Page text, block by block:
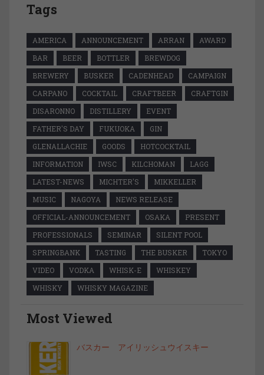
Tags
AMERICA ANNOUNCEMENT ARRAN
AWARD
BAR
BEER BOTTLER
BREWDOG
BREWERY
BUSKER CADENHEAD
CAMPAIGN
CARPANO
COCKTAIL CRAFTBEER
CRAFTGIN
DISARONNO
DISTILLERY
EVENT
FATHER'S DAY
FUKUOKA
GIN
GLENALLACHIE
GOODS
HOTCOCKTAIL
INFORMATION
IWSC KILCHOMAN
LAGG
LATEST-NEWS
MICHTER'S
MIKKELLER
MUSIC
NAGOYA
NEWS RELEASE
OFFICIAL-ANNOUNCEMENT
OSAKA
PRESENT
PROFESSIONALS
SEMINAR
SILENT POOL
SPRINGBANK
TASTING THE BUSKER
TOKYO
VIDEO
VODKA WHISK-E
WHISKEY
WHISKY
WHISKY MAGAZINE
Most Viewed
バスカー アイリッシュウイスキー